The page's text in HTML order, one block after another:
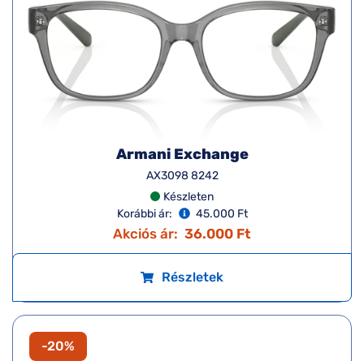
Armani Exchange
AX3098 8242
Készleten
Korábbi ár:
45.000 Ft
Akciós ár: 36.000 Ft
Részletek
-20%